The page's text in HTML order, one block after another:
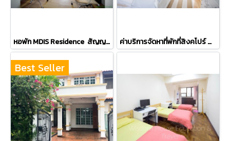
หอพัก MDIS Residence สัญญาในการพักขั้นต่ำ 3 เดือน ค่าบริการจัดหาที่พักที่สิงคโปร์ ชำระครั้งเดียว
Best Seller